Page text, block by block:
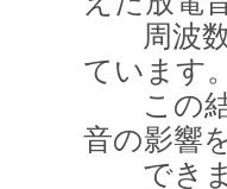
周波数
ています。
この結
音の影響
できま